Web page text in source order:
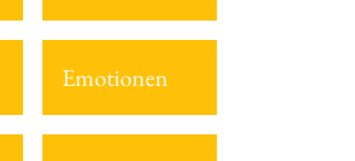
Emotionen